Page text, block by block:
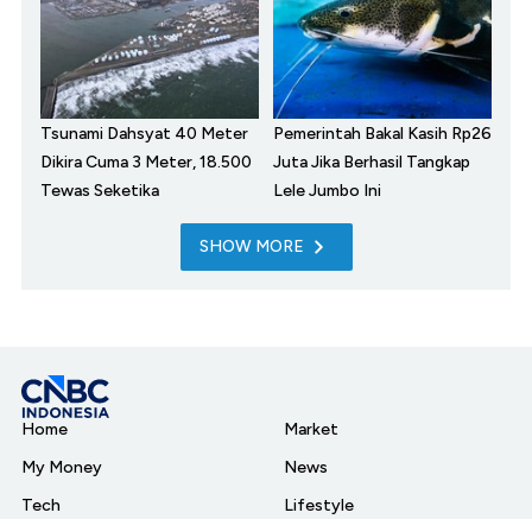
Tsunami Dahsyat 40 Meter
Dikira Cuma 3 Meter, 18.500
Tewas Seketika
Pemerintah Bakal Kasih Rp26
Juta Jika Berhasil Tangkap
Lele Jumbo Ini
SHOW MORE
Home
My Money
Tech
Market
News
Lifestyle